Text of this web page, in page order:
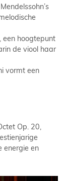
een hoogtepunt
de viool haar
vormt een
Op. 20,
energie en